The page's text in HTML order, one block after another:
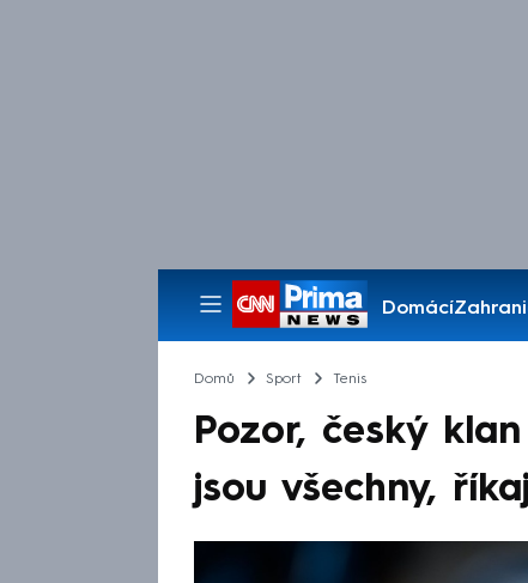
Domácí
Pořady
Domů Sport Tenis
Pozor, český
jsou všechny,